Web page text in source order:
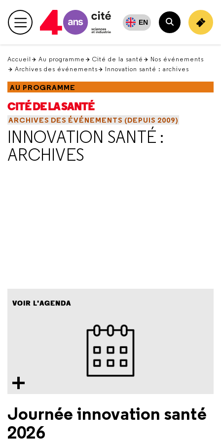
en
haut Menu principal EN
Rechercher
Accueil Au programme Cité de la santé
Nos événements
Archives des événements
Innovation santé : archives
AU PROGRAMME
CITÉ DE LA SANTÉ
ARCHIVES DES ÉVÉNEMENTS (DEPUIS 2009)
INNOVATION SANTÉ :
ARCHIVES
VOIR L'AGENDA
Journée innovation santé
2026